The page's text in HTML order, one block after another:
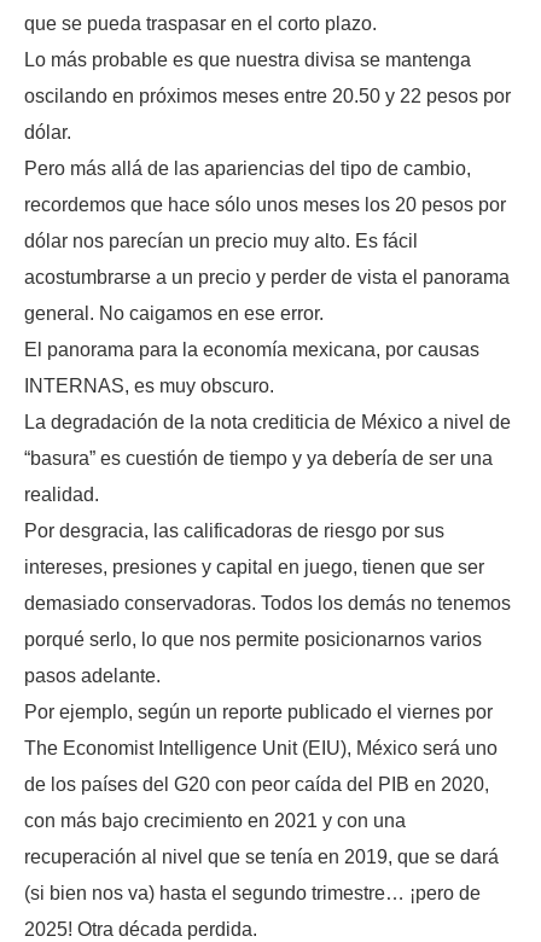
que se pueda traspasar en el corto plazo.
Lo más probable es que nuestra divisa se mantenga
oscilando en próximos meses entre 20.50 y 22 pesos por
dólar.
Pero más allá de las apariencias del tipo de cambio,
recordemos que hace sólo unos meses los 20 pesos por
dólar nos parecían un precio muy alto. Es fácil
acostumbrarse a un precio y perder de vista el panorama
general. No caigamos en ese error.
El panorama para la economía mexicana, por causas
INTERNAS, es muy obscuro.
La degradación de la nota crediticia de México a nivel de
“basura” es cuestión de tiempo y ya debería de ser una
realidad.
Por desgracia, las calificadoras de riesgo por sus
intereses, presiones y capital en juego, tienen que ser
demasiado conservadoras. Todos los demás no tenemos
porqué serlo, lo que nos permite posicionarnos varios
pasos adelante.
Por ejemplo, según un reporte publicado el viernes por
The Economist Intelligence Unit (EIU), México será uno
de los países del G20 con peor caída del PIB en 2020,
con más bajo crecimiento en 2021 y con una
recuperación al nivel que se tenía en 2019, que se dará
(si bien nos va) hasta el segundo trimestre… ¡pero de
2025! Otra década perdida.